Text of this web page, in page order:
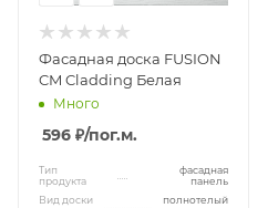
Фасадная доска FUSION
CM Cladding Белая
Много
596 ₽/пог.м.
Тип
продукта
фасадная
панель
Вид доски
полнотелый